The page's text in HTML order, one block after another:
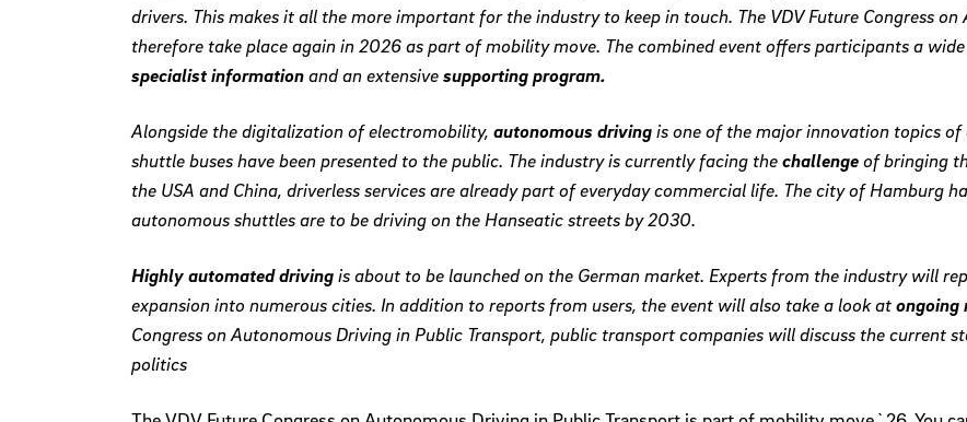
drivers. This makes it all the more important for the industry to keep in touch. The VDV Future Congress
therefore take place again in 2026 as part of mobility move. The combined event offers participants a
specialist informationand an extensivesupporting program.
Alongside the digitalization of electromobility, autonomous drivingis one of the major innovation topics
shuttle buses have been presented to the public. The industry is currently facing thechallengeof bringing
the USA and China, driverless services are already part of everyday commercial life. The city of Hamburg
autonomous shuttles are to be driving on the Hanseatic streets by 2030.
Highly automated drivingis about to be launched on the German market. Experts from the industry will
expansion into numerous cities. In addition to reports from users, the event will also take a look atongoing
Congress on Autonomous Driving in Public Transport, public transport companies will discuss the current
politics